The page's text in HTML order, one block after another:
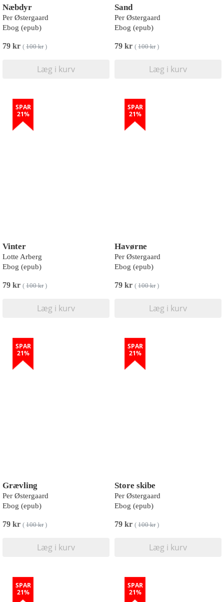
Næbdyr
Per Østergaard
Ebog (epub)
79 kr ( 100 kr)
Læg i kurv
Sand
Per Østergaard
Ebog (epub)
79 kr ( 100 kr)
Læg i kurv
SPAR
21%
Vinter
Lotte Arberg
Ebog (epub)
79 kr ( 100 kr)
Læg i kurv
SPAR
21%
Havørne
Per Østergaard
Ebog (epub)
79 kr ( 100 kr)
Læg i kurv
SPAR
21%
Grævling
Per Østergaard
Ebog (epub)
79 kr ( 100 kr)
Læg i kurv
SPAR
21%
Store skibe
Per Østergaard
Ebog (epub)
79 kr ( 100 kr)
Læg i kurv
SPAR
21%
SPAR
21%